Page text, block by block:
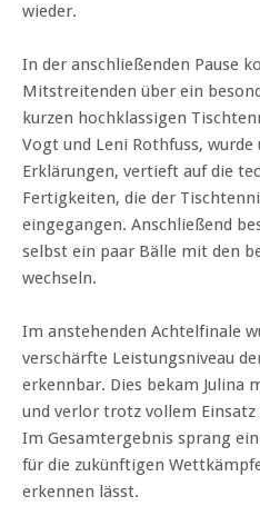
wieder.
In der anschließenden Pause
Mitstreitenden über ein
kurzen hochklassigen
Vogt und Leni Rothfuss,
Erklärungen, vertieft auf die
Fertigkeiten, die der
eingegangen. Anschließend
selbst ein paar Bälle mit den
wechseln.
Im anstehenden Achtelfinale
verschärfte Leistungsniveau
erkennbar. Dies bekam Julina
und verlor trotz vollem Einsatz
Im Gesamtergebnis sprang
für die zukünftigen
erkennen lässt.